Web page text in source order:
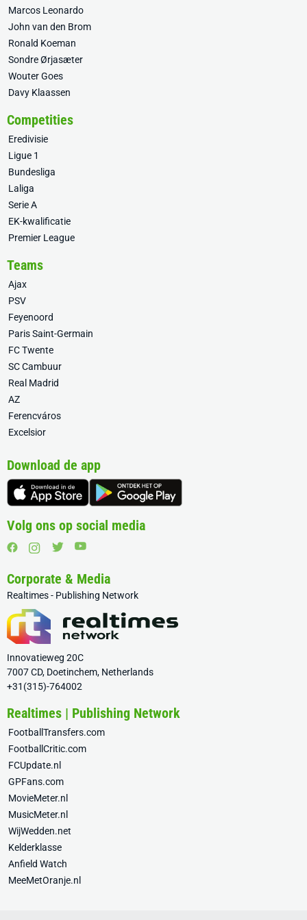
Marcos Leonardo
John van den Brom
Ronald Koeman
Sondre Ørjasæter
Wouter Goes
Davy Klaassen
Competities
Eredivisie
Ligue 1
Bundesliga
Laliga
Serie A
EK-kwalificatie
Premier League
Teams
Ajax
PSV
Feyenoord
Paris Saint-Germain
FC Twente
SC Cambuur
Real Madrid
AZ
Ferencváros
Excelsior
Download de app
Volg ons op social media
Corporate & Media
Realtimes - Publishing Network
Innovatieweg 20C
7007 CD, Doetinchem, Netherlands
+31(315)-764002
Realtimes | Publishing Network
FootballTransfers.com
FootballCritic.com
FCUpdate.nl
GPFans.com
MovieMeter.nl
MusicMeter.nl
WijWedden.net
Kelderklasse
Anfield Watch
MeeMetOranje.nl